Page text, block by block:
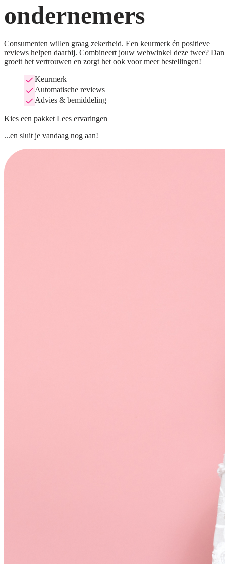
ondernemers
Consumenten willen graag zekerheid. Een keurmerk én positieve
reviews helpen daarbij. Combineert jouw webwinkel deze twee? Dan
groeit het vertrouwen en zorgt het ook voor meer bestellingen!
Keurmerk
Automatische reviews
Advies & bemiddeling
Kies een pakket Lees ervaringen
...en sluit je vandaag nog aan!